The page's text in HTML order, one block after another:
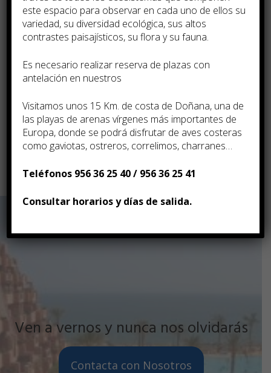
Descarga Folleto de la Oferta
Ven a vernos y nunca nos olvidarás
Contacta con Nosotros
este espacio para observar en cada uno de ellos su
variedad, su diversidad ecológica, sus altos
contrastes paisají­sticos, su flora y su fauna.
Es necesario realizar reserva de plazas con
antelación en nuestros
Visitamos unos 15 Km. de costa de Doñana, una de
las playas de arenas ví­rgenes más importantes de
Europa, donde se podrá disfrutar de aves costeras
como gaviotas, ostreros, correlimos, charranes…
Teléfonos 956 36 25 40 / 956 36 25 41
Consultar horarios y días de salida.